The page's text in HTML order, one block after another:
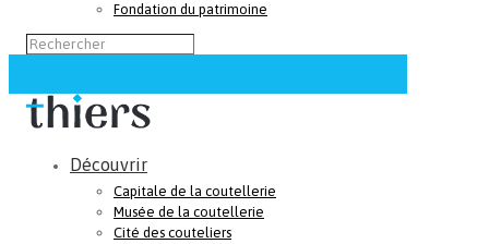
Fondation du patrimoine
Découvrir
Capitale de la coutellerie
Musée de la coutellerie
Cité des couteliers